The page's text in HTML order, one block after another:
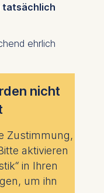
tatsächlich
ehrlich
nicht
Zustimmung,
aktivieren
in Ihren
um ihn